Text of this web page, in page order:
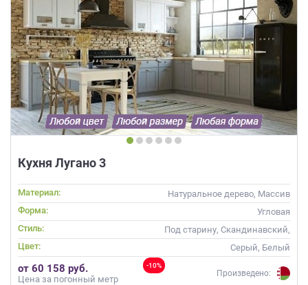
Кухня Лугано 3
Материал:
Натуральное дерево, Массив
Форма:
Угловая
Стиль:
Под старину, Скандинавский,
Неоклассика, Современные
Цвет: Серый, Белый
-10%
от 60 158 руб.
Цена за погонный метр
Произведено: